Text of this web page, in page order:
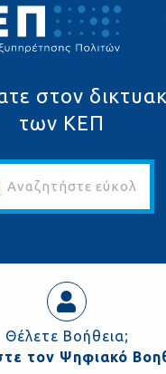
γραμμή
στον
των ΚΕΠ
Αναζητήστε εύκολα
Θέλετε Βοήθεια;
τον Ψηφιακό